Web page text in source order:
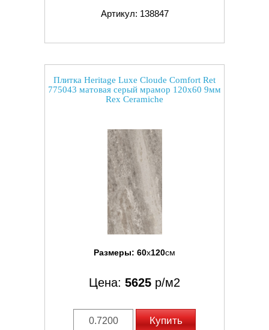
Артикул: 138847
Плитка Heritage Luxe Cloude Comfort Ret
775043 матовая серый мрамор 120x60 9мм
Rex Ceramiche
Размеры: 60x120см
Цена: 5625 р/м2
Купить